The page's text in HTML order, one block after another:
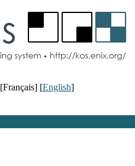
[Français] [English]